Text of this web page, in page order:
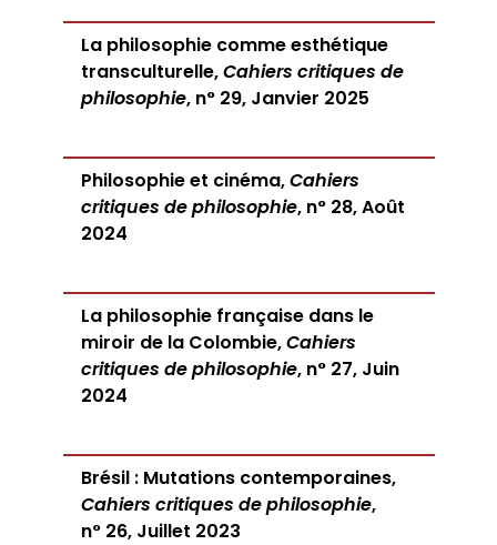
La philosophie comme esthétique
transculturelle,Cahiers critiques de
philosophie, n° 29, Janvier 2025
Philosophie et cinéma,Cahiers
critiques de philosophie, n° 28, Août
2024
La philosophie française dans le
miroir de la Colombie,Cahiers
critiques de philosophie, n° 27, Juin
2024
Brésil : Mutations contemporaines,
Cahiers critiques de philosophie,
n° 26, Juillet 2023